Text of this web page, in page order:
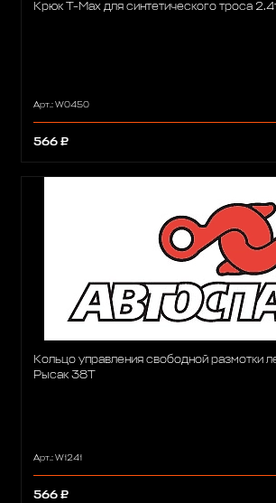
Крюк T-Max для синтетического троса
Арт.: W0450
566 ₽
Кольцо управления свободной размотки
Рысак 38Т
Арт.: W1241
566 ₽